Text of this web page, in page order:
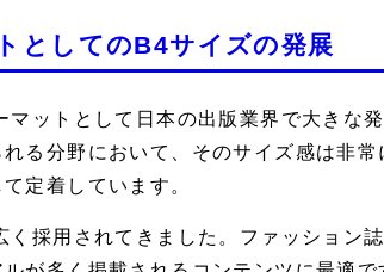
としてのB4サイズの発展
ットとして日本の出版業界で大きな
る分野において、そのサイズ感は非
定着しています。
く採用されてきました。ファッション